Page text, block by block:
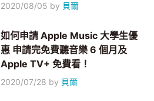
2020/08/05 by 貝爾
如何申請 Apple Music 大學生優
惠 申請完免費聽音樂 6 個月及
Apple TV+ 免費看！
2020/07/28 by 貝爾